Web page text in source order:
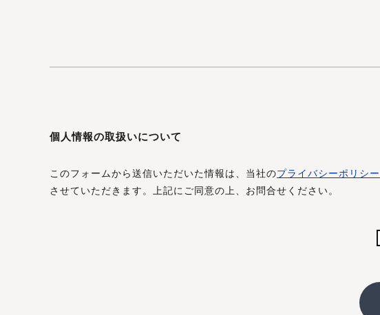
個人情報の取扱いについて
このフォームから送信いただいた情報は、当社のプライバシーポリシー
させていただきます。上記にご同意の上、お問合せください。